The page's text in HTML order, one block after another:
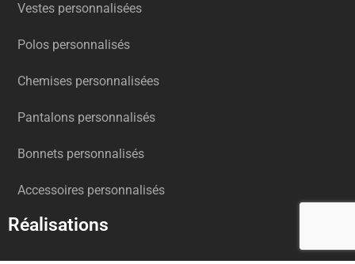
Vestes personnalisées
Polos personnalisés
Chemises personnalisées
Pantalons personnalisés
Bonnets personnalisés
Accessoires personnalisés
Réalisations